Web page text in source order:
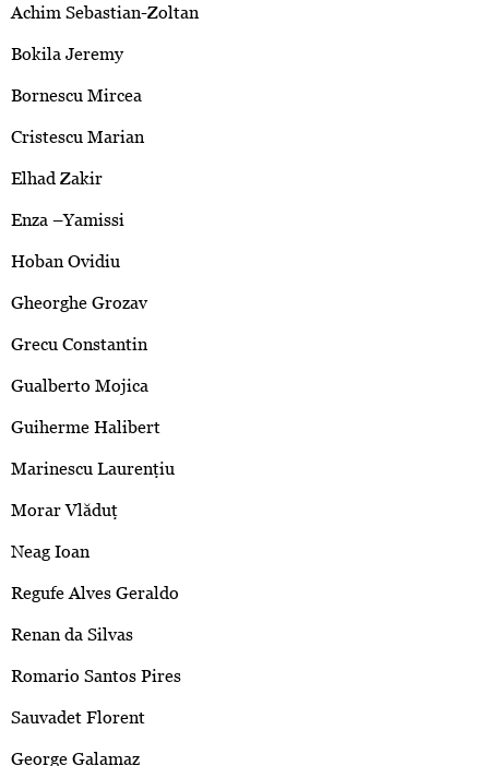
Achim Sebastian-Zoltan
Bokila Jeremy
Bornescu Mircea
Cristescu Marian
Elhad Zakir
Enza –Yamissi
Hoban Ovidiu
Gheorghe Grozav
Grecu Constantin
Gualberto Mojica
Guiherme Halibert
Marinescu Laurenţiu
Morar Vlăduţ
Neag Ioan
Regufe Alves Geraldo
Renan da Silvas
Romario Santos Pires
Sauvadet Florent
George Galamaz